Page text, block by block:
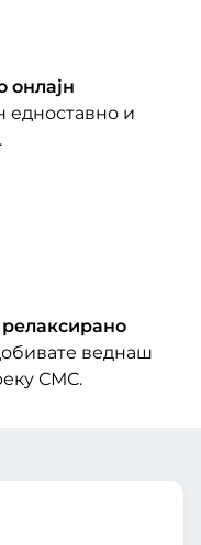
онлајн
едноставно и
веднаш
СМС.